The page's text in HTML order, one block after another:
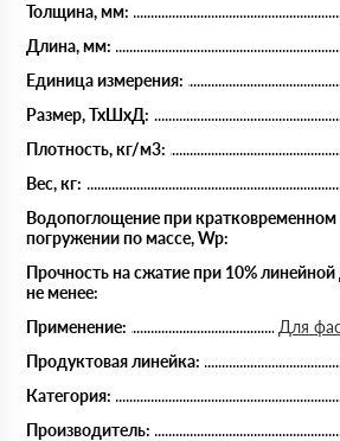
Толщина, мм:
Длина, мм:
Единица измерения:
Размер, ТхШхД:
Плотность, кг/м3:
Вес, кг:
Водопоглощение при кратковременном
погружении по массе, Wp:
Прочность на сжатие при 10%
не менее:
Применение:
Для
Продуктовая линейка:
Категория:
Производитель: